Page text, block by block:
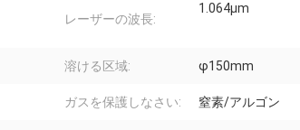
レーザーの波長:
1.064μm
溶ける区域: φ150mm
ガスを保護しなさい: 窒素/アルゴン